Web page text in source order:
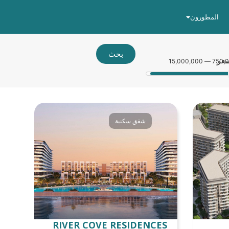
المطورون
750,000 —
بحث
شقق سكنية
RIVER COVE RESIDENCES